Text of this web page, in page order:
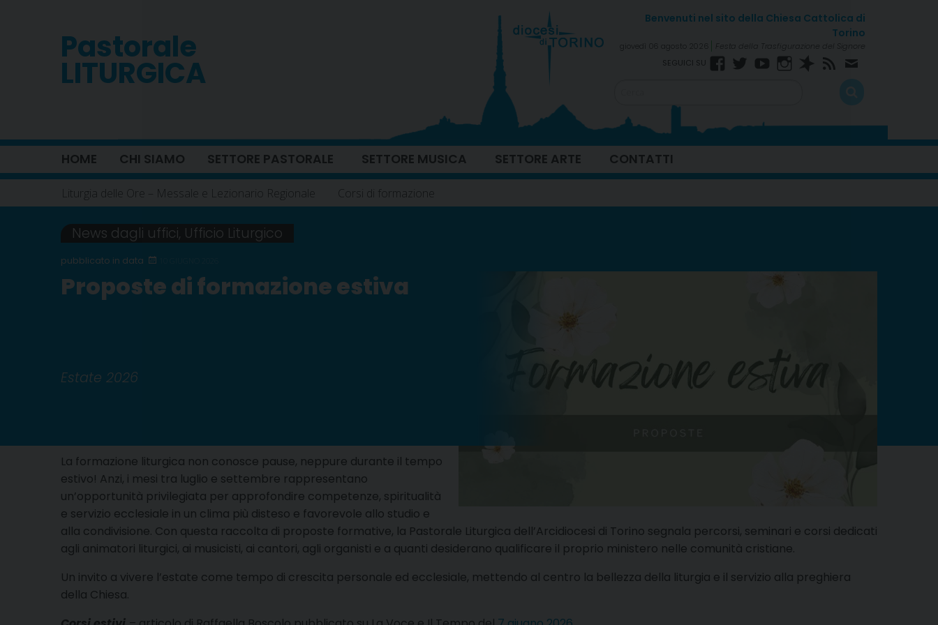
giovedì 06 agosto 2026 Festa della Trasfigurazione del Signore
Facebook
TwitterYouTubeInstagram
Spreaker
RSSNewsletter
Pastorale
LITURGICA
HOME CHI SIAMO SETTORE PASTORALE SETTORE MUSICA SETTORE ARTE CONTATTI
Liturgia delle Ore – Messale e Lezionario Regionale Corsi di formazione
News dagli uffici, Ufficio Liturgico
Proposte di formazione estiva
Estate 2026
La formazione liturgica non conosce pause, neppure durante il tempo
estivo! Anzi, i mesi tra luglio e settembre rappresentano
un’opportunità privilegiata per approfondire competenze, spiritualità
e servizio ecclesiale in un clima più disteso e favorevole allo studio e
alla condivisione. Con questa raccolta di proposte formative, la Pastorale Liturgica dell’Arcidiocesi di Torino segnala percorsi, seminari e corsi dedicati
agli animatori liturgici, ai musicisti, ai cantori, agli organisti e a quanti desiderano qualificare il proprio ministero nelle comunità cristiane.
Un invito a vivere l’estate come tempo di crescita personale ed ecclesiale, mettendo al centro la bellezza della liturgia e il servizio alla preghiera
della Chiesa.